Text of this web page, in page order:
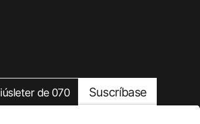
Suscríbase